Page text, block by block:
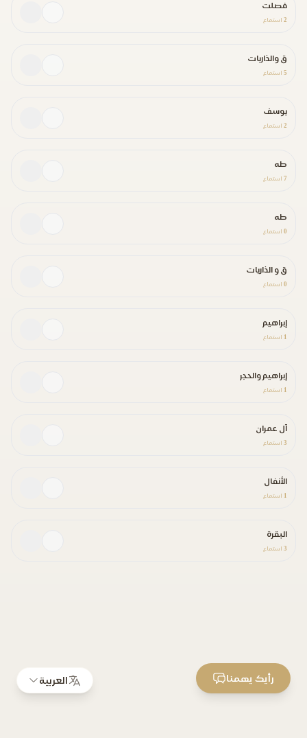
فصلت
2 استماع
ق والذاريات
5 استماع
يوسف
2 استماع
طه
7 استماع
طه
0 استماع
ق و الذاريات
0 استماع
إبراهيم
1 استماع
إبراهيم والحجر
1 استماع
آل عمران
3 استماع
الأنفال
1 استماع
البقرة
3 استماع
العربية رأيك يهمنا